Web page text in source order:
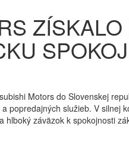
Motors do Slovenskej
popredajných služieb. V
hlboký záväzok k spokojnosti